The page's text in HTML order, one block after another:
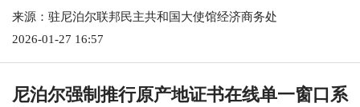
来源：驻尼泊尔联邦民主共和国大使馆经济商务处
2026-01-27 16:57
尼泊尔强制推行原产地证书在线单一窗口系